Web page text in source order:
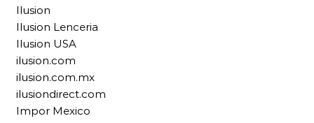
Ilusion
Ilusion Lenceria
Ilusion USA
ilusion.com
ilusion.com.mx
ilusiondirect.com
Impor Mexico